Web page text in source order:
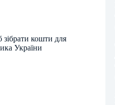
кошти для
України